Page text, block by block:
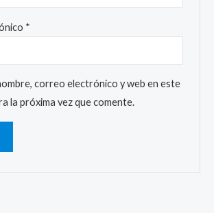
*
correo electrónico y web en este
la próxima vez que comente.